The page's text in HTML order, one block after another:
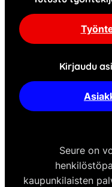
Kirjaudu
Seure on
kaupunkilaisten